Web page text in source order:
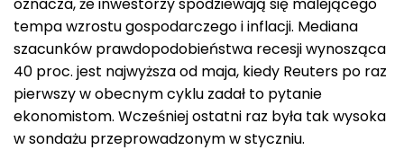
tempa wzrostu gospodarczego i inflacji. Mediana
szacunków prawdopodobieństwa recesji wynosząca
40 proc. jest najwyższa od maja, kiedy Reuters po raz
pierwszy w obecnym cyklu zadał to pytanie
ekonomistom. Wcześniej ostatni raz była tak wysoka
w sondażu przeprowadzonym w styczniu.